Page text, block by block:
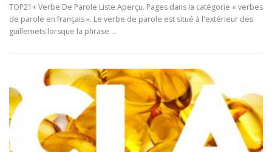
TOP21+ Verbe De Parole Liste Aperçu. Pages dans la catégorie « verbes
de parole en français ». Le verbe de parole est situé à l'extérieur des
guillemets lorsque la phrase …